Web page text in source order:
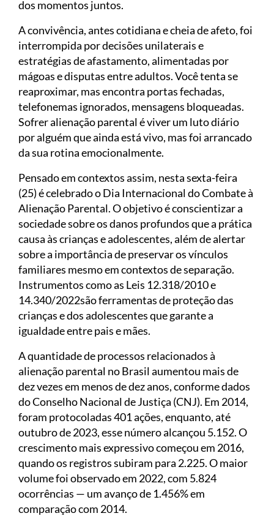
dos momentos juntos.
A convivência, antes cotidiana e cheia de afeto, foi
interrompida por decisões unilaterais e
estratégias de afastamento, alimentadas por
mágoas e disputas entre adultos. Você tenta se
reaproximar, mas encontra portas fechadas,
telefonemas ignorados, mensagens bloqueadas.
Sofrer alienação parental é viver um luto diário
por alguém que ainda está vivo, mas foi arrancado
da sua rotina emocionalmente.
Pensado em contextos assim, nesta sexta-feira
(25) é celebrado o Dia Internacional do Combate à
Alienação Parental. O objetivo é conscientizar a
sociedade sobre os danos profundos que a prática
causa às crianças e adolescentes, além de alertar
sobre a importância de preservar os vínculos
familiares mesmo em contextos de separação.
Instrumentos como as Leis 12.318/2010 e
14.340/2022são ferramentas de proteção das
crianças e dos adolescentes que garante a
igualdade entre pais e mães.
A quantidade de processos relacionados à
alienação parental no Brasil aumentou mais de
dez vezes em menos de dez anos, conforme dados
do Conselho Nacional de Justiça (CNJ). Em 2014,
foram protocoladas 401 ações, enquanto, até
outubro de 2023, esse número alcançou 5.152. O
crescimento mais expressivo começou em 2016,
quando os registros subiram para 2.225. O maior
volume foi observado em 2022, com 5.824
ocorrências — um avanço de 1.456% em
comparação com 2014.